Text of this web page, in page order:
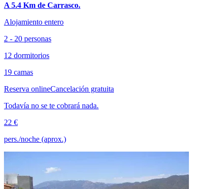
A 5.4 Km de Carrasco.
Alojamiento entero
2 - 20 personas
12 dormitorios
19 camas
Reserva onlineCancelación gratuita
Todavía no se te cobrará nada.
22 €
pers./noche (aprox.)